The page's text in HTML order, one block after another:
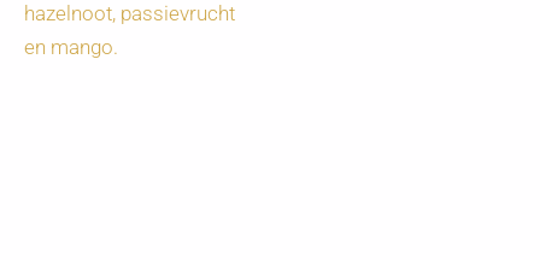
hazelnoot, passievrucht
en mango.